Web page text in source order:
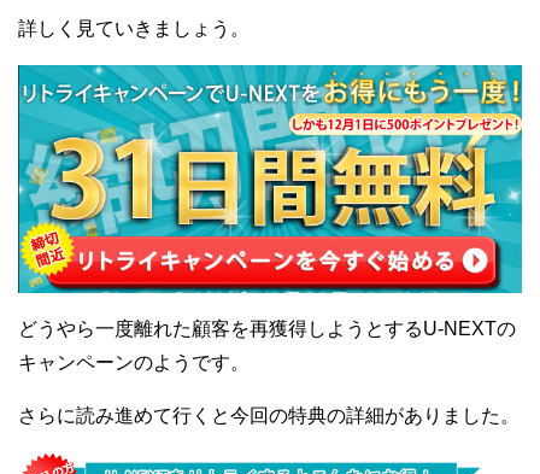
詳しく見ていきましょう。
どうやら一度離れた顧客を再獲得しようとするU-NEXTの
キャンペーンのようです。
さらに読み進めて行くと今回の特典の詳細がありました。